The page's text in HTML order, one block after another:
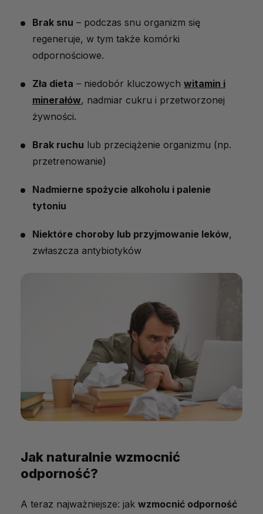
Brak snu – podczas snu organizm się
regeneruje, w tym także komórki
odpornościowe.
Zła dieta – niedobór kluczowych witamin i
minerałów, nadmiar cukru i przetworzonej
żywności.
Brak ruchu lub przeciążenie organizmu (np.
przetrenowanie)
Nadmierne spożycie alkoholu i palenie
tytoniu
Niektóre choroby lub przyjmowanie leków,
zwłaszcza antybiotyków
Jak naturalnie wzmocnić
odporność?
A teraz najważniejsze: jak wzmocnić odporność